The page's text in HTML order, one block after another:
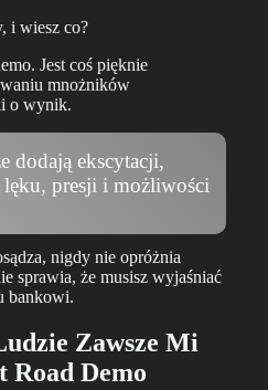
i wiesz co?
Jest coś pięknie
mnożników
o wynik.
dodają ekscytacji,
lęku, presji i możliwości
nigdy nie opróżnia
sprawia, że musisz wyjaśniać
bankowi.
Zawsze Mi
Road Demo